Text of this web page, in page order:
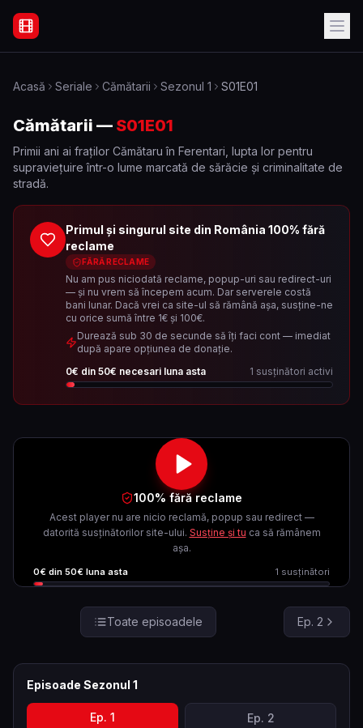
Filme Online Subtitrate - Acasă
Acasă Seriale Cămătarii Sezonul 1 S01E01
Cămătarii — S01E01
Primii ani ai fraților Cămătaru în Ferentari, lupta lor pentru
supraviețuire într-o lume marcată de sărăcie și criminalitate de
stradă.
Primul și singurul site din România 100% fără
reclame
FĂRĂ RECLAME
Nu am pus niciodată reclame, popup-uri sau redirect-uri
— și nu vrem să începem acum. Dar serverele costă
bani lunar. Dacă vrei ca site-ul să rămână așa, susține-ne
cu orice sumă între 1€ și 100€.
Durează sub 30 de secunde să îți faci cont — imediat
după apare opțiunea de donație.
0€ din 50€ necesari luna asta 1 susținători activi
100% fără reclame
Acest player nu are nicio reclamă, popup sau redirect —
datorită susținătorilor site-ului. Susține și tu ca să rămânem
așa.
0€ din 50€ luna asta 1 susținători
Toate episoadele Ep. 2
Episoade Sezonul 1
Ep. 1 Ep. 2